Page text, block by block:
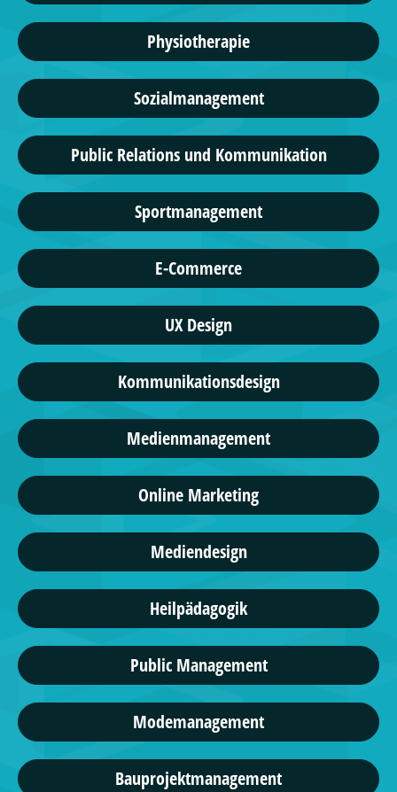
Physiotherapie
Sozialmanagement
Public Relations und Kommunikation
Sportmanagement
E-Commerce
UX Design
Kommunikationsdesign
Medienmanagement
Online Marketing
Mediendesign
Heilpädagogik
Public Management
Modemanagement
Bauprojektmanagement